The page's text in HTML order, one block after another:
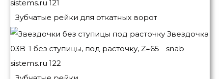
Зубчатые рейки для откатных ворот